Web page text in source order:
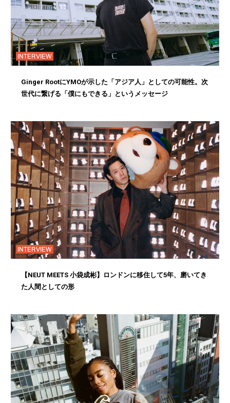
INTERVIEW
Ginger RootにYMOが示した「アジア人」としての可能性。次
世代に繋げる「僕にもできる」というメッセージ
INTERVIEW
【NEUT MEETS 小袋成彬】ロンドンに移住して5年、磨いてき
た人間としての形